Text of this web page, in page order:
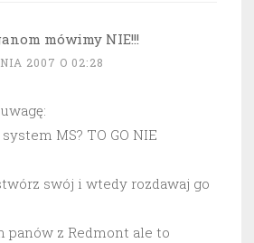
mówimy NIE!!!
2007 O 02:28
MS? TO GO NIE
swój i wtedy rozdawaj go
panów z Redmont ale to